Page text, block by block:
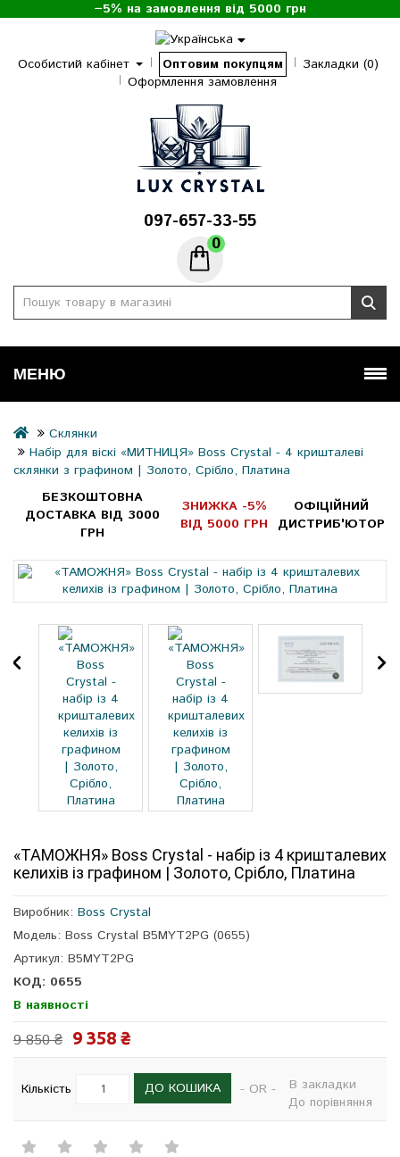
−5% на замовлення від 5000 грн
Особистий кабінет Оптовим покупцям
Закладки (0)
Оформлення замовлення
097-657-33-55
0
МЕНЮ
Склянки
Набір для віскі «МИТНИЦЯ» Boss Crystal - 4 кришталеві
склянки з графином | Золото, Срібло, Платина
БЕЗКОШТОВНА
ДОСТАВКА ВІД 3000
ГРН
ЗНИЖКА -5%
ВІД 5000 ГРН
ОФІЦІЙНИЙ
ДИСТРИБ'ЮТОР
«ТАМОЖНЯ» Boss Crystal - набір із 4 кришталевих
келихів із графином | Золото, Срібло, Платина
Виробник: Boss Crystal
Модель: Boss Crystal B5MYT2PG (0655)
Артикул: B5MYT2PG
КОД: 0655
В наявності
9 850 ₴ 9 358 ₴
Кількість ДО КОШИКА - OR -
В закладки
До порівняння